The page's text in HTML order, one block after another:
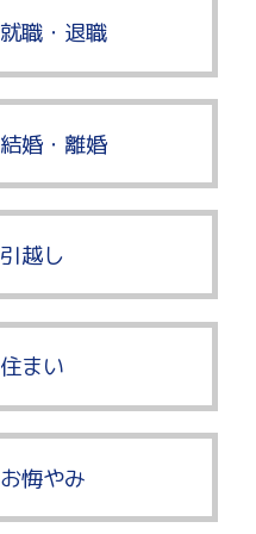
就職・退職
結婚・離婚
引越し
住まい
お悔やみ